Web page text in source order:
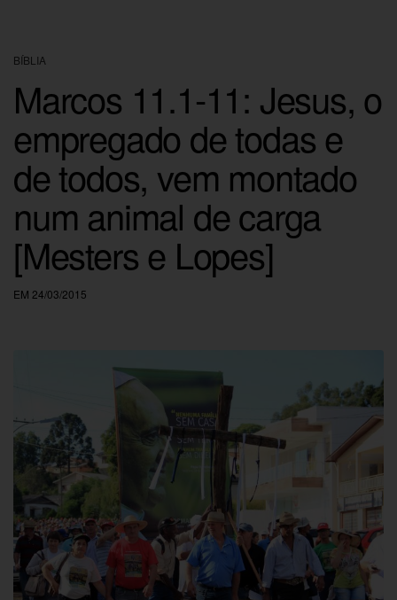
BÍBLIA
Marcos 11.1-11: Jesus, o
empregado de todas e
de todos, vem montado
num animal de carga
[Mesters e Lopes]
EM 24/03/2015